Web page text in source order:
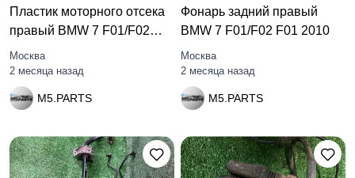
Пластик моторного отсека
правый BMW 7 F01/F02
F01
Москва
2 месяца назад
M5.PARTS
Фонарь задний правый
BMW 7 F01/F02 F01 2010
Москва
2 месяца назад
M5.PARTS